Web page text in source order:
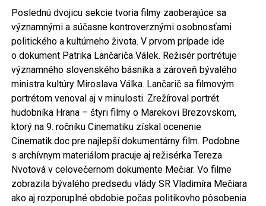
Poslednú dvojicu sekcie tvoria filmy zaoberajúce sa
významnými a súčasne kontroverznými osobnosťami
politického a kultúrneho života. V prvom prípade ide
o dokument Patrika Lančariča Válek. Režisér portrétuje
významného slovenského básnika a zároveň bývalého
ministra kultúry Miroslava Válka. Lančarič sa filmovým
portrétom venoval aj v minulosti. Zrežíroval portrét
hudobníka Hrana – štyri filmy o Marekovi Brezovskom,
ktorý na 9. ročníku Cinematiku získal ocenenie
Cinematik.doc pre najlepší dokumentárny film. Podobne
s archívnym materiálom pracuje aj režisérka Tereza
Nvotová v celovečernom dokumente Mečiar. Vo filme
zobrazila bývalého predsedu vlády SR Vladimíra Mečiara
ako aj rozporuplné obdobie počas politikovho pôsobenia